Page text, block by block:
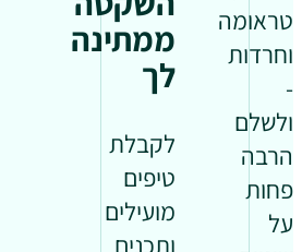
טראומה
וחרדות
-
ולשלם
הרבה
פחות
על
ממתינה
לך
לקבלת
טיפים
מועילים
ותכנים